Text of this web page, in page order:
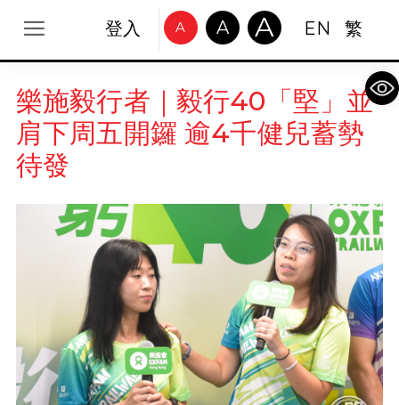
登入 A A A EN 繁
樂施毅行者｜毅行40「堅」並
肩下周五開鑼 逾4千健兒蓄勢
待發